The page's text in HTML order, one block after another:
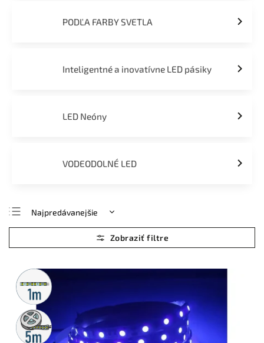
PODĽA FARBY SVETLA
Inteligentné a inovatívne LED pásiky
LED Neóny
VODEODOLNÉ LED
Najpredávanejšie
Najlacnejšie
Najdrahšie
Abecedne
Metrážny
predaj
5m
rolka